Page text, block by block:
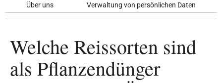
Über uns Verwaltung von persönlichen Daten
Welche Reissorten sind
als Pflanzendünger